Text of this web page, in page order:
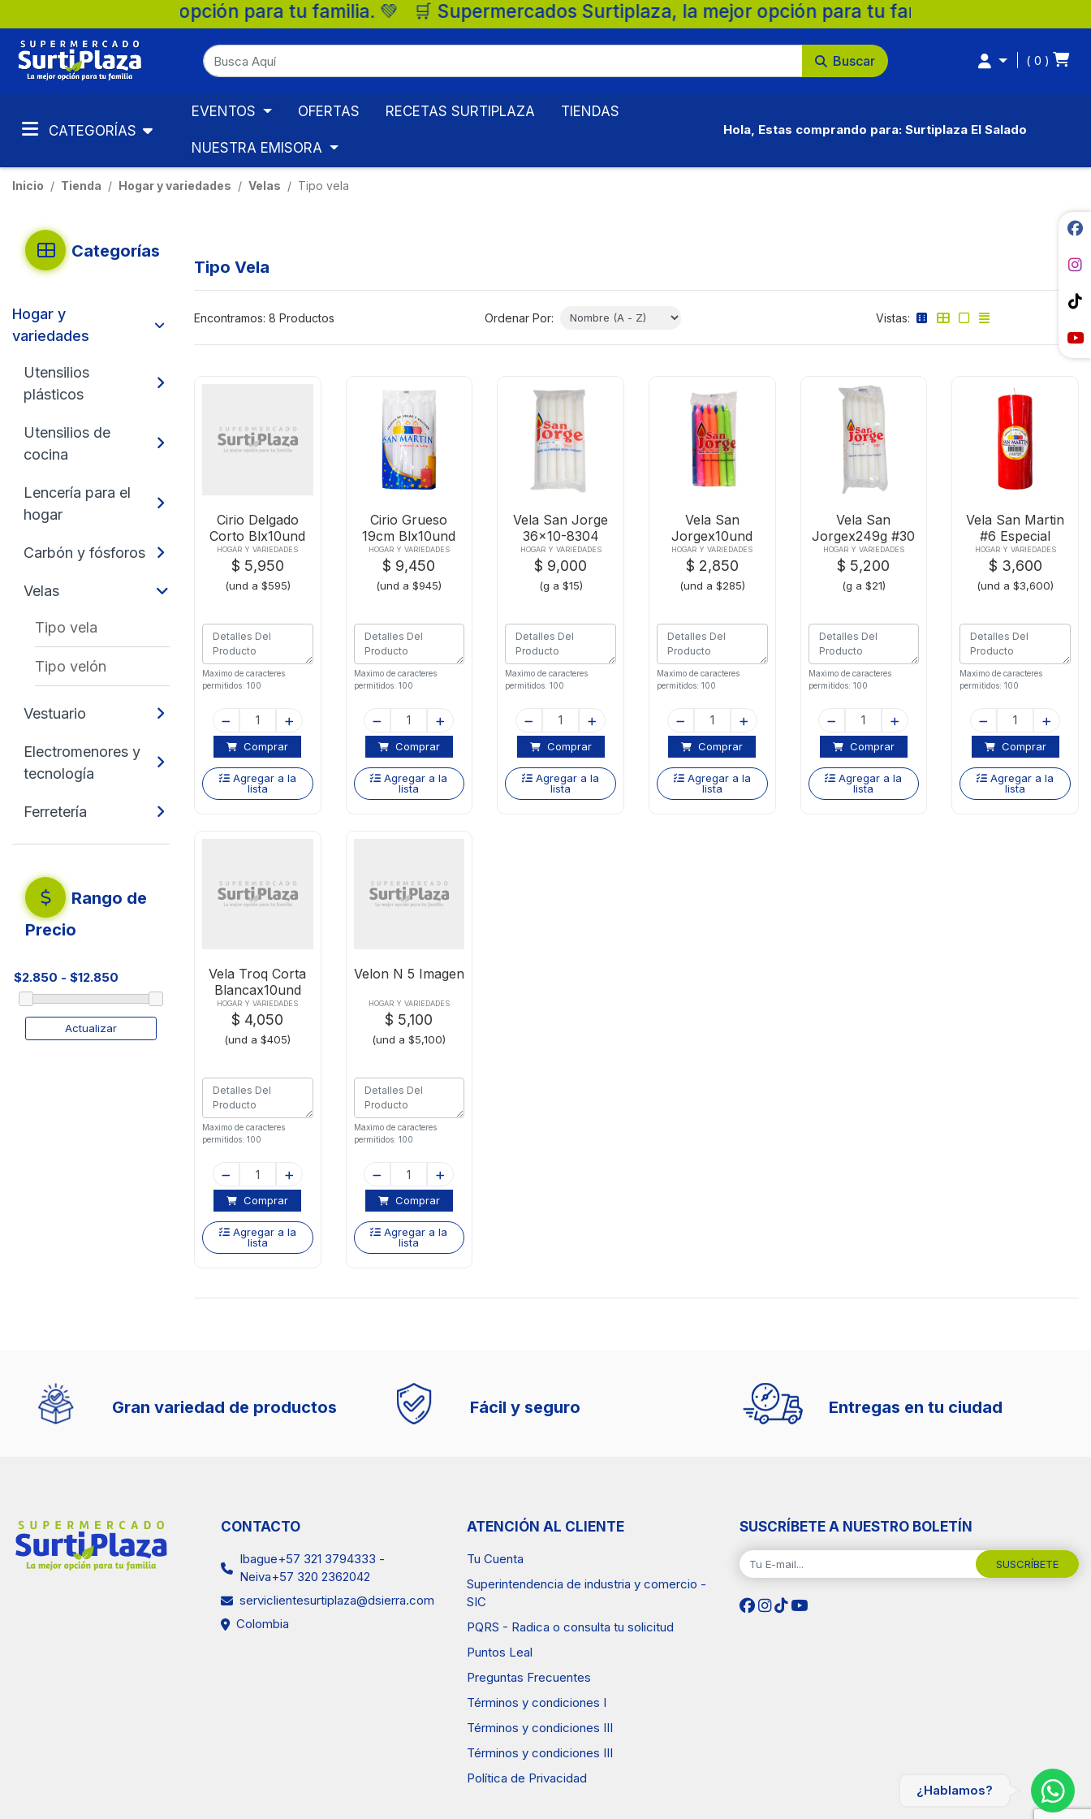
la mejor opción para tu familia. 💚 🛒 Supermercados Surtiplaza, la mejor opción para tu familia. 💚 🛒
Buscar 0
CATEGORÍAS
EVENTOS OFERTAS RECETAS SURTIPLAZA TIENDAS
NUESTRA EMISORA
Hola, Estas comprando para: Surtiplaza El Salado
Inicio Tienda Hogar y variedades Velas Tipo vela
Categorías
Hogar y
variedades
Utensilios
plásticos
Utensilios de
cocina
Lencería para el
hogar
Carbón y fósforos
Velas
Tipo vela
Tipo velón
Vestuario
Electromenores y
tecnología
Ferretería
Rango de
Precio
Actualizar
Tipo Vela
Encontramos: 8 Productos Ordenar Por: Vistas:
Cirio Delgado
Corto Blx10und
HOGAR Y VARIEDADES
$ 5,950
(und a $595)
Maximo de caracteres
permitidos: 100
Comprar
Agregar a la
lista
Cirio Grueso
19cm Blx10und
HOGAR Y VARIEDADES
$ 9,450
(und a $945)
Maximo de caracteres
permitidos: 100
Comprar
Agregar a la
lista
Vela San Jorge
36x10-8304
HOGAR Y VARIEDADES
$ 9,000
(g a $15)
Maximo de caracteres
permitidos: 100
Comprar
Agregar a la
lista
Vela San
Jorgex10und
Color
HOGAR Y VARIEDADES
$ 2,850
(und a $285)
Maximo de caracteres
permitidos: 100
Comprar
Agregar a la
lista
Vela San
Jorgex249g #30
Bca-8303
HOGAR Y VARIEDADES
$ 5,200
(g a $21)
Maximo de caracteres
permitidos: 100
Comprar
Agregar a la
lista
Vela San Martin
#6 Especial
HOGAR Y VARIEDADES
$ 3,600
(und a $3,600)
Maximo de caracteres
permitidos: 100
Comprar
Agregar a la
lista
Vela Troq Corta
Blancax10und
HOGAR Y VARIEDADES
$ 4,050
(und a $405)
Maximo de caracteres
permitidos: 100
Comprar
Agregar a la
lista
Velon N 5 Imagen
HOGAR Y VARIEDADES
$ 5,100
(und a $5,100)
Maximo de caracteres
permitidos: 100
Comprar
Agregar a la
lista
Gran variedad de productos Fácil y seguro Entregas en tu ciudad
CONTACTO
Ibague+57 321 3794333 -
Neiva+57 320 2362042
serviclientesurtiplaza@dsierra.com
Colombia
ATENCIÓN AL CLIENTE
Tu Cuenta
Superintendencia de industria y comercio -
SIC
PQRS - Radica o consulta tu solicitud
Puntos Leal
Preguntas Frecuentes
Términos y condiciones I
Términos y condiciones III
Términos y condiciones III
Política de Privacidad
SUSCRÍBETE A NUESTRO BOLETÍN
SUSCRÍBETE
¿Hablamos?